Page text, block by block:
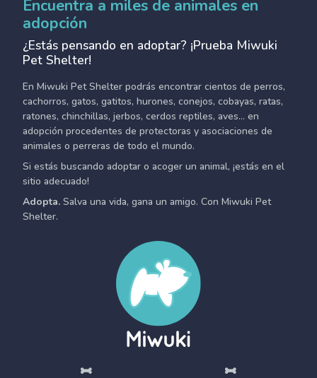
Encuentra a miles de animales en
adopción
¿Estás pensando en adoptar? ¡Prueba Miwuki
Pet Shelter!
En Miwuki Pet Shelter podrás encontrar cientos de perros,
cachorros, gatos, gatitos, hurones, conejos, cobayas, ratas,
ratones, chinchillas, jerbos, cerdos reptiles, aves... en
adopción procedentes de protectoras y asociaciones de
animales o perreras de todo el mundo.
Si estás buscando adoptar o acoger un animal, ¡estás en el
sitio adecuado!
Adopta. Salva una vida, gana un amigo. Con Miwuki Pet
Shelter.